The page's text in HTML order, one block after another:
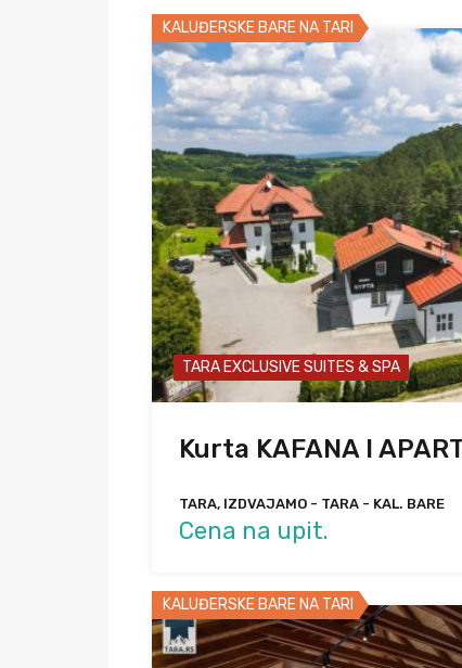
KALUĐERSKE BARE NA TARI
TARA EXCLUSIVE SUITES & SPA
Kurta KAFANA I
TARA, IZDVAJAMO - TARA - KAL. BARE
Cena na upit.
KALUĐERSKE BARE NA TARI